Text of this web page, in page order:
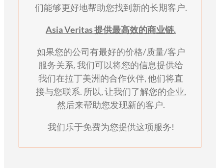
们能够更好地帮助您找到新的长期客户.
Asia Veritas提供最高效的商业链.
如果您的公司有最好的价格/质量/客户
服务关系, 我们可以将您的信息提供给
我们在拉丁美洲的合作伙伴, 他们将直
接与您联系. 所以, 让我们了解您的企业,
然后来帮助您发现新的客户.
我们乐于免费为您提供这项服务!